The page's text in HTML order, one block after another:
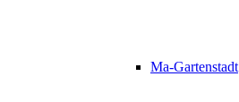
Ma-Gartenstadt